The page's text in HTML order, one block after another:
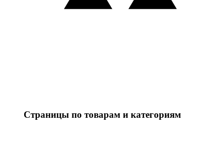
Страницы по товарам и категориям